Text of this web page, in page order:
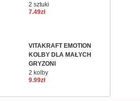
2 sztuki
7.49zł
VITAKRAFT EMOTION
KOLBY DLA MAŁYCH
GRYZONI
2 kolby
9.99zł